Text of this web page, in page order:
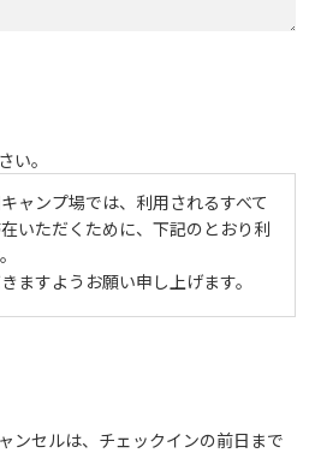
い。
ャンプ場では、利用されるすべて
いただくために、下記のとおり利
ますようお願い申し上げます。
用はできません。高校生以上の方
広場を含む。）の使用は、事前に
ンセルは、チェックインの前日まで